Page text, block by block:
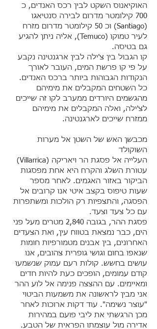
האוקיאנוס השקט לבין רכס האנדים, כ
700 קילומטר מדרום לבירה סנטיאגו
(Santiago) וכ 50 קילומטר מדרום מזרח
לעיר טמוקו (Temuco), אליה ניתן להגיע
גם בטיסה.
קו הגבול בין צ'ילה לבין ארגנטינה נקבע
על פי קו פרשת המים, העובר לאורך
הנקודות הגבוהות ביותר ברכס האנדים.
כל השטחים המקבלים את מימיהם
מהגשמים היורדים ממערב לקו זה שייכים
לצ'ילה, ואלה המקבלים את מימיהם
ממזרח שייכים לארגנטינה.
מכבשן האש של השטן אל מערות
השוקולד
העלייה אל פסגת הר ויאריקה (Villarrica)
עטורת השלג והקרח היא אחת מפסגות
הביקור באזור האגמים. לאחר מספר
שעות טיפוס בקצב איטי אנו קרובים אל
הפסגה, והתצפיות רק הולכות ומשתפרות
עם כל צעד וצעד.
פסגת ההר, בגובה 2,840 מטרים מעל פני
הים, כבר נמצאת בטווח עין, ואת הצעדים
האחרונים, בין אבנים מטמורפיות חומות
שנאפו בחום וגושי גופרית צהובים, אנו
עושים בחשש. קולות רעם עמוק שנשמעו
קודם עמומים, הופכים כעת להיות חדים
ומאיימים. עם ההצצה פנימה אל לוע ההר
אני מבין לראשונה את משמעות הביטוי
"עוצר נשימה". עוד דקות ארוכות לאחר
מכן הרגשתי את ליבי פועם במהירות
אדירה מול עוצמתו הפראית של הטבע.